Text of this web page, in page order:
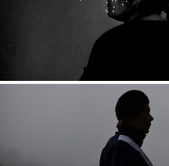
PERLES D'UKRAINE
ZONE BLANCHE, TERRE MERE